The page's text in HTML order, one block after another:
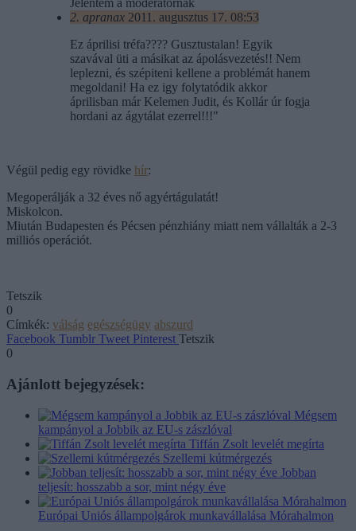
Jelentem a moderátornak
2. apranax 2011. augusztus 17. 08:53
Ez áprilisi tréfa???? Gusztustalan! Egyik
szavával üti a másikat az ápolásvezetés!! Nem
leplezni, és szépiteni kellene a problémát hanem
megoldani! Ha ez igy folytatódik akkor
áprilisban már Kelemen Judit, és Kollár úr fogja
hordani az ágytálat ezerrel!!!"
Végül pedig egy rövidke hír:
Megoperálják a 32 éves nő agyértágulatát!
Miskolcon.
Miután Budapesten és Pécsen pénzhiány miatt nem vállalták a 2-3
milliós operációt.
Tetszik
0
Címkék: válság egészségügy abszurd
Facebook Tumblr Tweet Pinterest Tetszik
0
Ajánlott bejegyzések:
Mégsem
kampányol a Jobbik az EU-s zászlóval
Tiffán Zsolt levelét megírta
Szellemi kútmérgezés
Jobban
teljesít: hosszabb a sor, mint négy éve
Európai Uniós állampolgárok munkavállalása Mórahalmon